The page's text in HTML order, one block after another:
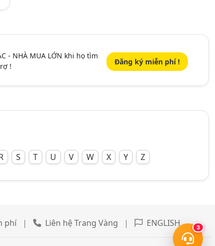
3
- NHÀ MUA LỚN khi họ tìm
! Đăng ký miễn phí !
S T U V W X Y Z
phí | Liên hệ Trang Vàng | ENGLISH